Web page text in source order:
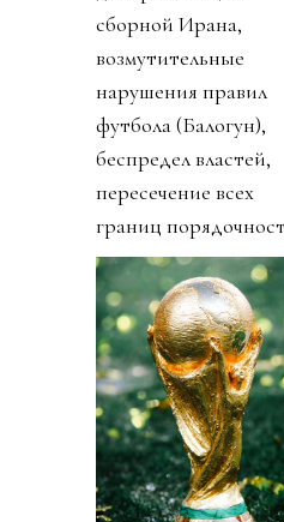
сборной Ирана,
возмутительные
нарушения правил
футбола (Балогун),
беспредел властей,
пересечение всех
границ